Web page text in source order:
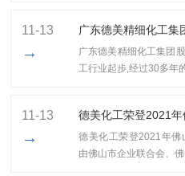
11-13
→
广东德美精细化工集
广东德美精细化工集团
工行业起步,经过30多年
11-13
→
德美化工荣登2021年
德美化工荣登2021年佛
由佛山市企业联合会、佛